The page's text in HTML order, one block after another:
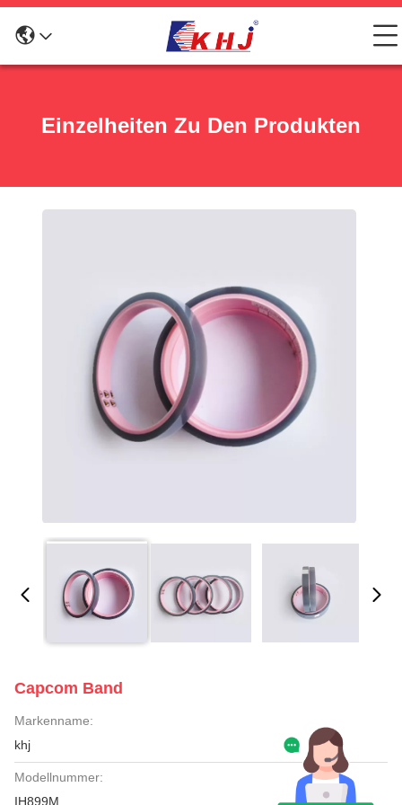
Einzelheiten Zu Den Produkten
Capcom Band
Markenname:
khj
Modellnummer:
IH899M